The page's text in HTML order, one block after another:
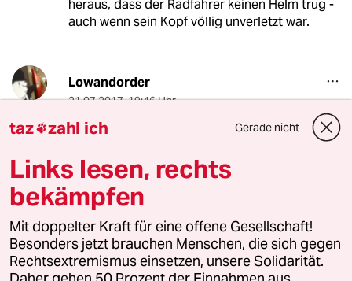
heraus, dass der Radfahrer keinen Helm trug -
auch wenn sein Kopf völlig unverletzt war.
Lowandorder
21.07.2017,19:46 Uhr
Nunja - Die Grünen waren mal -
Eine wählbare Partei!
Verdammt lang her - wa! &
Allein in BW - hat das
Schwatz-Grüne Dreigestirn -
Kretsche Kuhn Palmer -
Die letzten Krümel vom Tisch gewischt!
Wer bitte - Braucht grünlackierte
taz zahl ich Gerade nicht
Links lesen, rechts
bekämpfen
Mit doppelter Kraft für eine offene Gesellschaft!
Besonders jetzt brauchen Menschen, die sich gegen
Rechtsextremismus einsetzen, unsere Solidarität.